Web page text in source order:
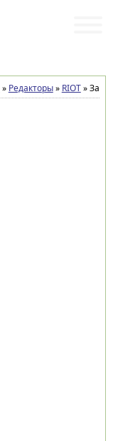
» Редакторы» RIOT»